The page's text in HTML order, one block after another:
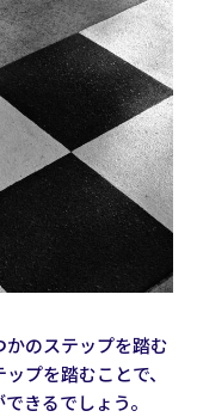
のステップを踏む
プを踏むことで、
きるでしょう。